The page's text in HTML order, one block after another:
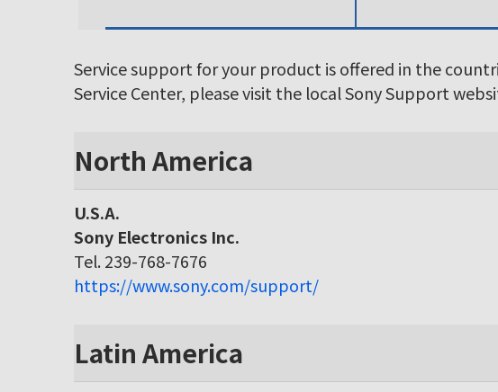
Service support for your product is offered in the
Service Center, please visit the local Sony Support
North America
U.S.A.
Sony Electronics Inc.
Tel. 239-768-7676
https://www.sony.com/support/
Latin America